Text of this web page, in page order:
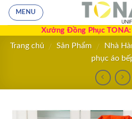
MENU
Xưởng Đồng Phục
Trang chủ / Sản Phẩm / Nhà
phục áo